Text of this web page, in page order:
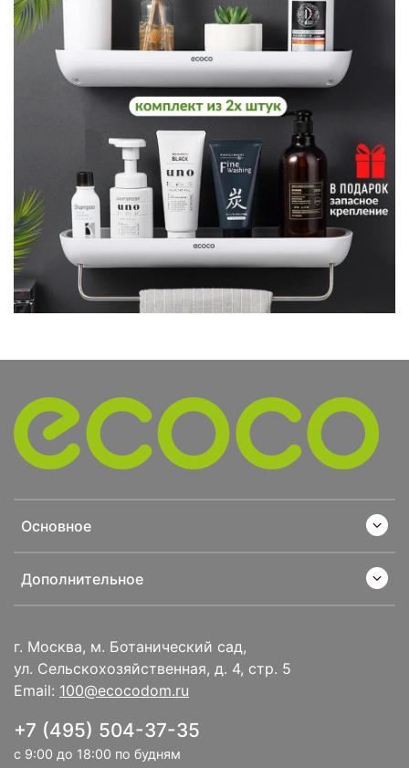
г. Москва, м. Ботанический сад,
ул. Сельскохозяйственная, д. 4, стр. 5
Email: 100@ecocodom.ru
+7 (495) 504-37-35
с 9:00 до 18:00 по будням
Основное
Дополнительное